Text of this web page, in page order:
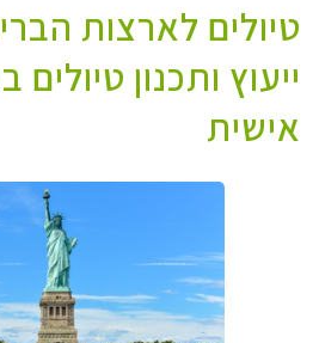
טיולים לארצות
ייעוץ ותכנון
אישית